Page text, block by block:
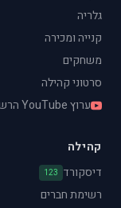
גלריה
קנייה ומכירה
משחקים
סרטוני קהילה
ערוץ YouTube הרשמי
קהילה
דיסקורד 123
רשימת חברים